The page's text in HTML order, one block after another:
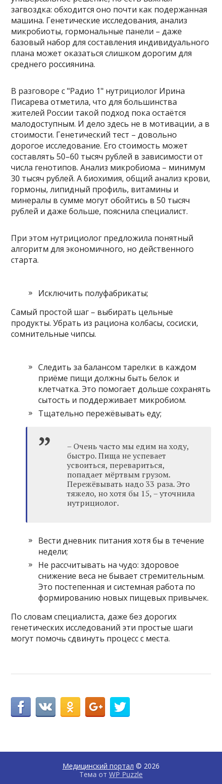
загвоздка: обходится оно почти как подержанная
машина. Генетические исследования, анализ
микробиоты, гормональные панели – даже
базовый набор для составления индивидуального
плана может оказаться слишком дорогим для
среднего россиянина.
В разговоре с "Радио 1" нутрициолог Ирина
Писарева отметила, что для большинства
жителей России такой подход пока остаётся
малодоступным. И дело здесь не в мотивации, а в
стоимости. Генетический тест – довольно
дорогое исследование. Его стоимость может
составлять 50–60 тысяч рублей в зависимости от
числа генотипов. Анализ микробиома – минимум
30 тысяч рублей. А биохимия, общий анализ крови,
гормоны, липидный профиль, витамины и
минералы в сумме могут обойтись в 50 тысяч
рублей и даже больше, пояснила специалист.
При этом нутрициолог предложила понятный
алгоритм для экономичного, но действенного
старта.
Исключить полуфабрикаты;
Самый простой шаг – выбирать цельные
продукты. Убрать из рациона колбасы, сосиски,
сомнительные чипсы.
Следить за балансом тарелки: в каждом
приёме пищи должны быть белок и
клетчатка. Это помогает дольше сохранять
сытость и поддерживает микробиом.
Тщательно пережёвывать еду;
– Очень часто мы едим на ходу,
быстро. Пища не успевает
усвоиться, перевариться,
попадает мёртвым грузом.
Пережёвывать надо 33 раза. Это
тяжело, но хотя бы 15, – уточнила
нутрициолог.
Вести дневник питания хотя бы в течение
недели;
Не рассчитывать на чудо: здоровое
снижение веса не бывает стремительным.
Это постепенная и системная работа по
формированию новых пищевых привычек.
По словам специалиста, даже без дорогих
генетических исследований эти простые шаги
могут помочь сдвинуть процесс с места.
Медицинский портал © 2026
Тема от WP Puzzle